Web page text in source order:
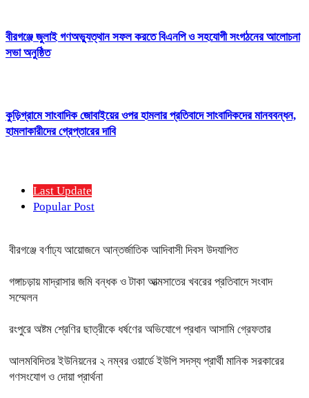
বীরগঞ্জে জুলাই গণঅভ্যুত্থান সফল করতে বিএনপি ও সহযোগী সংগঠনের আলোচনা
সভা অনুষ্ঠিত
কুড়িগ্রামে সাংবাদিক জোবাইয়ের ওপর হামলার প্রতিবাদে সাংবাদিকদের মানববন্ধন,
হামলাকারীদের গ্রেপ্তারের দাবি
Last Update
Popular Post
বীরগঞ্জে বর্ণাঢ্য আয়োজনে আন্তর্জাতিক আদিবাসী দিবস উদযাপিত
গঙ্গাচড়ায় মাদ্রাসার জমি বন্ধক ও টাকা আত্মসাতের খবরের প্রতিবাদে সংবাদ
সম্মেলন
রংপুরে অষ্টম শ্রেণির ছাত্রীকে ধর্ষণের অভিযোগে প্রধান আসামি গ্রেফতার
আলমবিদিতর ইউনিয়নের ২ নম্বর ওয়ার্ডে ইউপি সদস্য প্রার্থী মানিক সরকারের
গণসংযোগ ও দোয়া প্রার্থনা